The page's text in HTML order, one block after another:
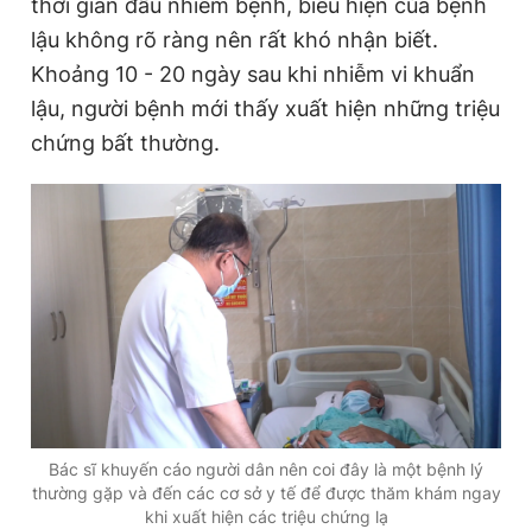
thời gian đầu nhiễm bệnh, biểu hiện của bệnh
lậu không rõ ràng nên rất khó nhận biết.
Khoảng 10 - 20 ngày sau khi nhiễm vi khuẩn
lậu, người bệnh mới thấy xuất hiện những triệu
chứng bất thường.
Bác sĩ khuyến cáo người dân nên coi đây là một bệnh lý
thường gặp và đến các cơ sở y tế để được thăm khám ngay
khi xuất hiện các triệu chứng lạ